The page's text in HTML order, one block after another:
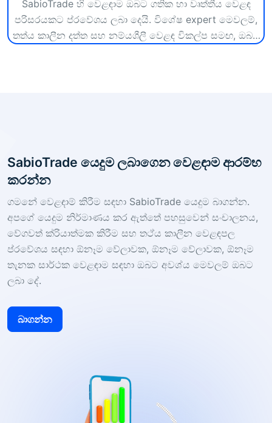
SabioTrade හි වෙළඳාම ඔබට ගතික හා වෘත්තීය වෙළඳ
පරිසරයකට ප්රවේශය ලබා දෙයි. විශේෂ expert මෙවලම්,
තත්ය කාලීන දත්ත සහ නම්යශීලී වෙළඳ විකල්ප සමඟ, ඔබට
SabioTrade යෙදුම ලබාගෙන වෙළඳාම ආරම්භ
කරන්න
ගමනේ වෙළඳාම් කිරීම සඳහා SabioTrade යෙදුම බාගන්න.
අපගේ යෙදුම නිර්මාණය කර ඇත්තේ පහසුවෙන් සංචාලනය,
වේගවත් ක්රියාත්මක කිරීම සහ තථ්ය කාලීන වෙළඳපල
ප්රවේශය සඳහා ඕනෑම වේලාවක, ඕනෑම වේලාවක, ඕනෑම
තැනක සාර්ථක වෙළඳාම සඳහා ඔබට අවශ්ය මෙවලම් ඔබට
ලබා දේ.
බාගන්න